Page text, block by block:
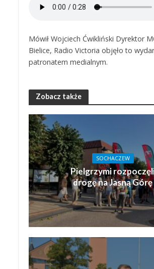
Mówił Wojciech Ćwikliński Dyrektor
Bielice, Radio Victoria objęło to
patronatem medialnym.
Zobacz także
SOCHACZEW
Pielgrzymi
drogę na Jasną Górę